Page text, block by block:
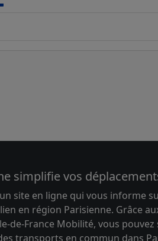
simplifie vos
site en ligne qui vous informe
en région Parisienne. Grâce
de-France Mobilité, vous
transports en commun dans